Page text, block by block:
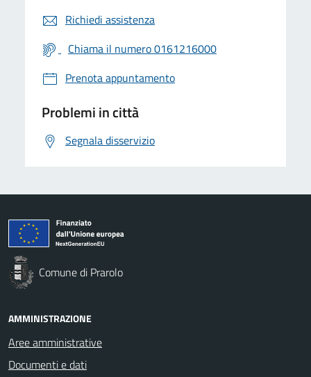
Richiedi assistenza
Chiama il numero 0161216000
Prenota appuntamento
Problemi in città
Segnala disservizio
Comune di Prarolo
AMMINISTRAZIONE
Aree amministrative
Documenti e dati